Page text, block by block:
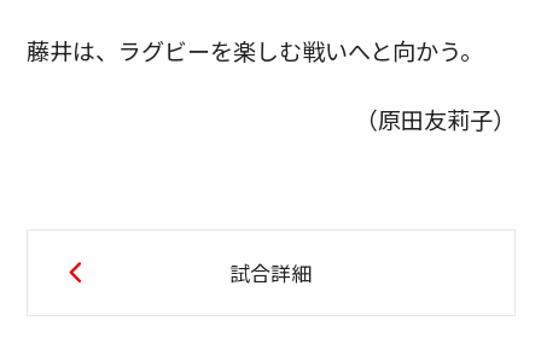
藤井は、ラグビーを楽しむ戦いへと向かう。
（原田友莉子）
試合詳細